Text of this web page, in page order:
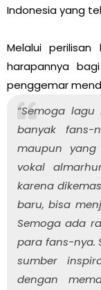
Indonesia yang
Melalui
harapannya
penggemar
“Semoga
banyak fans-
maupun yang
vokal
karena
baru, bisa
Semoga ada
para fans-nya.
sumber
dengan